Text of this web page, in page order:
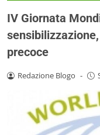
IV Giornata
precoce
Redazione Blogo -